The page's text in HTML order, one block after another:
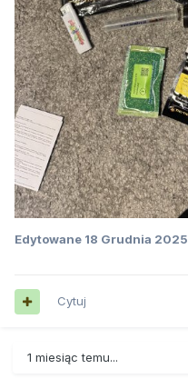
Edytowane 18 Grudnia 2025
Cytuj
1 miesiąc temu...